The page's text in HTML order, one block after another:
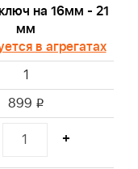
на 16мм - 21
мм
в агрегатах
1
899 i
+